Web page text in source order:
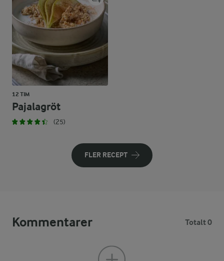
12 TIM
Pajalagröt
(25)
FLER RECEPT
Kommentarer Totalt 0